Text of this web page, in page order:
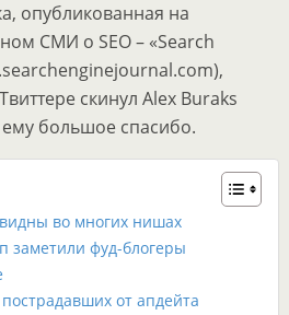
опубликованная на
СМИ о SEO – «Search
скинул Alex Buraks
ему большое спасибо.
во многих нишах
заметили фуд-блогеры
от апдейта